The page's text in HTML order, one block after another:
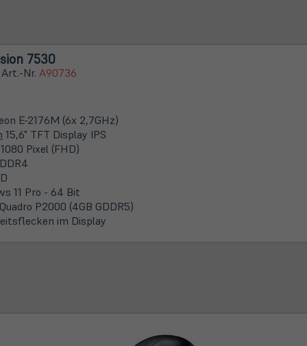
7530
Nr. A90736
E-2176M (6x 2,7GHz)
15,6" TFT Display IPS
Pixel (FHD)
11 Pro - 64 Bit
P2000 (4GB GDDR5)
im Display